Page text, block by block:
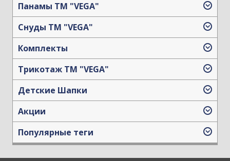
Панамы TM "VEGA"
Снуды ТМ "VEGA"
Комплекты
Трикотаж TM "VEGA"
Детские Шапки
Акции
Популярные теги